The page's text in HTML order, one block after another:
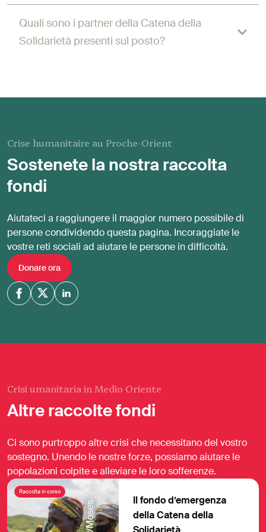
Quali sono i partner della Catena della
Solidarietà presenti sul posto?
Crise humanitaire au Proche-Orient
Sostenete la nostra raccolta
fondi
Aiutateci a raggiungere il maggior numero possibile di
persone condividendo questa pagina. Incoraggiate le
vostre reti sociali ad aiutare le persone in difficoltà.
Donare ora
Crisi umanitaria in Medio Oriente
Altre raccolte fondi
Ci sono purtroppo altre crisi che necessitano del vostro
sostegno. Unendo le nostre forze, possiamo aiutare le
popolazioni colpite e alleviare le loro sofferenze.
Raccolta in corso
Il fondo d’emergenza
della Catena della